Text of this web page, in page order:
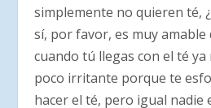
simplemente no quieren té,
sí, por favor, es muy
cuando tú llegas con el té
poco irritante porque te
hacer el té, pero igual nadie